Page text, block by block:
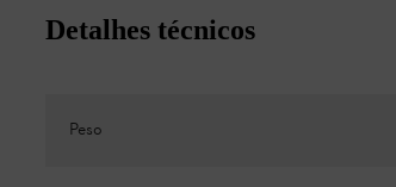
Detalhes técnicos
Peso